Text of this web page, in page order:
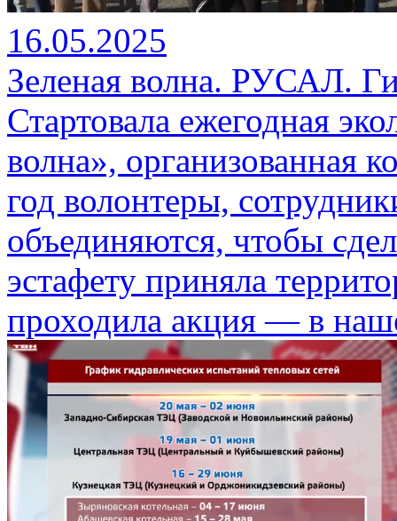
16.05.2025
Зеленая волна. РУСАЛ.
Стартовала ежегодная
волна»,
год волонтеры,
объединяются, чтобы
эстафету приняла
проходила акция — в